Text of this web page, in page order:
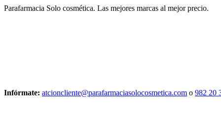
Parafarmacia Solo cosmética. Las mejores marcas al mejor precio.
Infórmate: atcioncliente@parafarmaciasolocosmetica.com o 982 20